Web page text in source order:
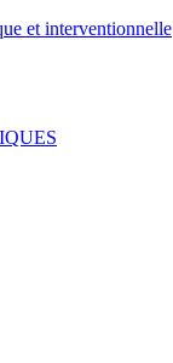
et interventionnelle